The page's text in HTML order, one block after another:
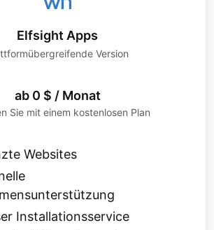
Elfsight Apps
Version
ab 0 $ / Monat
Sie mit einem kostenlosen Plan
Websites
Installationsservice